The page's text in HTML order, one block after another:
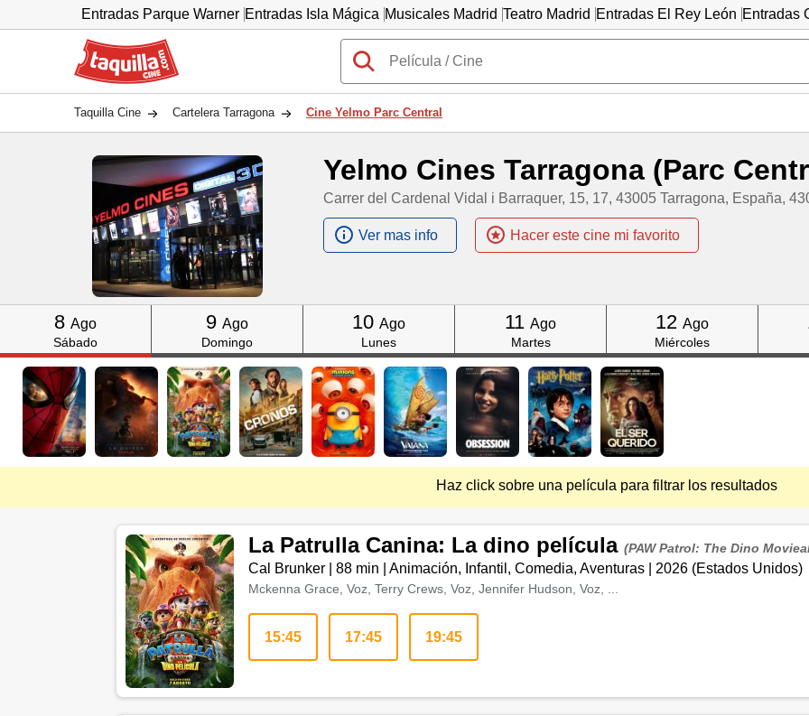
Entradas Parque Warner Entradas Isla Mágica Musicales Madrid Teatro Madrid Entradas El Rey León Entradas
Taquilla.com
Taquilla Cine Cartelera Tarragona Cine Yelmo Parc Central
Yelmo Cines Tarragona (Parc
Carrer del Cardenal Vidal i Barraquer, 15, 17, 43005 Tarragona, España,
Ver mas info Hacer este cine mi favorito
Click
8 Ago
Sábado
Click
9 Ago
Domingo
Click
10 Ago
Lunes
Click
11 Ago
Martes
Click
12 Ago
Miércoles
Haz click sobre una película para filtrar los resultados
La Patrulla Canina: La dino película(PAW Patrol: The Dino
Cal Brunker |88 min |Animación, Infantil, Comedia, Aventuras 2026 (Estados Unidos)
Mckenna Grace, Voz, Terry Crews, Voz, Jennifer Hudson, Voz, ...
15:45 17:45 19:45